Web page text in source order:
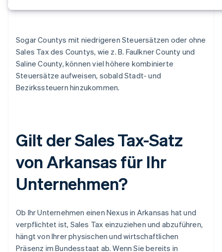
Sogar Countys mit niedrigeren Steuersätzen oder ohne
Sales Tax des Countys, wie z. B. Faulkner County und
Saline County, können viel höhere kombinierte
Steuersätze aufweisen, sobald Stadt- und
Bezirkssteuern hinzukommen.
Gilt der Sales Tax-Satz
von Arkansas für Ihr
Unternehmen?
Ob Ihr Unternehmen einen Nexus in Arkansas hat und
verpflichtet ist, Sales Tax einzuziehen und abzuführen,
hängt von Ihrer physischen und wirtschaftlichen
Präsenz im Bundesstaat ab. Wenn Sie bereits in